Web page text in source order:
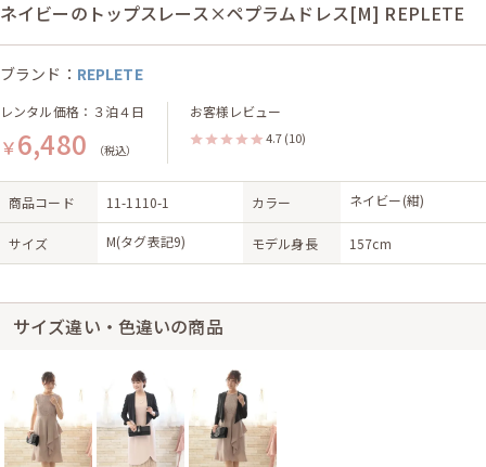
ネイビーのトップスレース×ペプラムドレス[M] REPLETE
ブランド： REPLETE
レンタル価格：３泊４日
￥6,480 （税込）
お客様レビュー
4.7 (10)
商品コード 11-1110-1 カラー ネイビー(紺)
サイズ M(タグ表記9) モデル身長 157cm
サイズ違い・色違いの商品